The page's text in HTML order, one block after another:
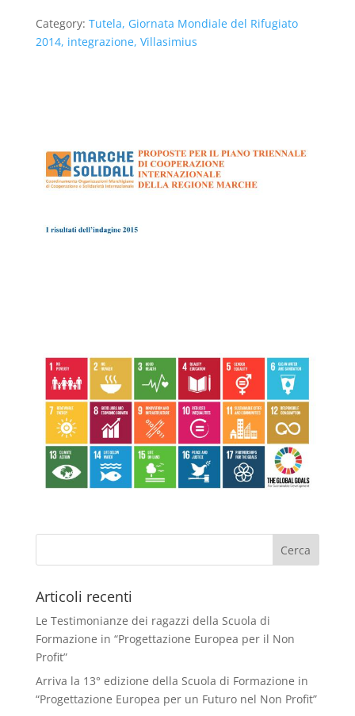
Category: Tutela, Giornata Mondiale del Rifugiato
2014, integrazione, Villasimius
Articoli recenti
Le Testimonianze dei ragazzi della Scuola di
Formazione in “Progettazione Europea per il Non
Profit”
Arriva la 13° edizione della Scuola di Formazione in
“Progettazione Europea per un Futuro nel Non Profit”